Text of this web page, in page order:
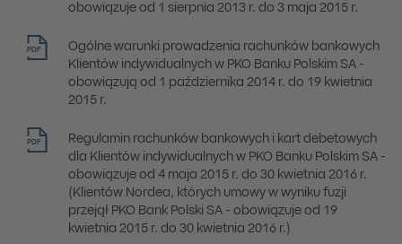
obowiązuje od 1 sierpnia 2013 r. do 3 maja 2015 r.
PDF
Ogólne warunki prowadzenia rachunków bankowych
Klientów indywidualnych w PKO Banku Polskim SA -
obowiązują od 1 października 2014 r. do 19 kwietnia
2015 r.
PDF
Regulamin rachunków bankowych i kart debetowych
dla Klientów indywidualnych w PKO Banku Polskim SA -
obowiązuje od 4 maja 2015 r. do 30 kwietnia 2016 r.
(Klientów Nordea, których umowy w wyniku fuzji
przejął PKO Bank Polski SA - obowiązuje od 19
kwietnia 2015 r. do 30 kwietnia 2016 r.)